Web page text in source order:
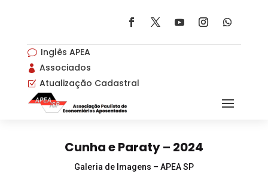
v Inglês APEA
 Associados
Z Atualização Cadastral
Cunha e Paraty – 2024
Galeria de Imagens – APEA SP